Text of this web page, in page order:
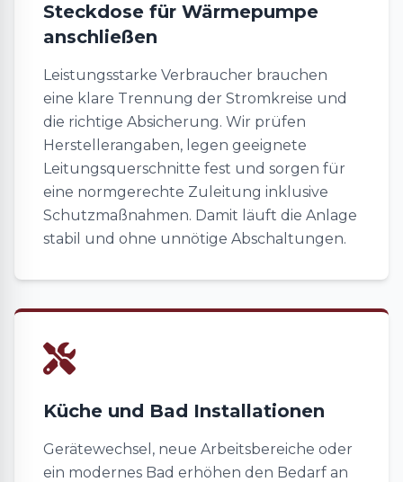
Steckdose für Wärmepumpe
anschließen
Leistungsstarke Verbraucher brauchen
eine klare Trennung der Stromkreise und
die richtige Absicherung. Wir prüfen
Herstellerangaben, legen geeignete
Leitungsquerschnitte fest und sorgen für
eine normgerechte Zuleitung inklusive
Schutzmaßnahmen. Damit läuft die Anlage
stabil und ohne unnötige Abschaltungen.
Küche und Bad Installationen
Gerätewechsel, neue Arbeitsbereiche oder
ein modernes Bad erhöhen den Bedarf an